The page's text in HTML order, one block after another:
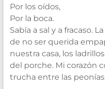
Por los oídos,
Por la boca.
Sabía a sal y a fracaso.
de no ser querida
nuestra casa, los
del porche. Mi corazón
trucha entre las